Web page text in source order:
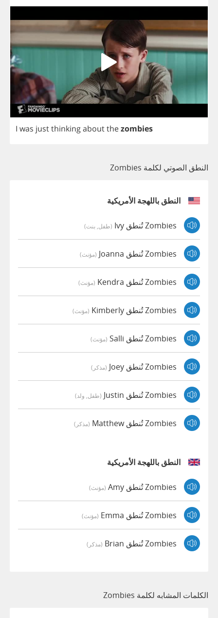
I was justthinkingaboutthezombies
النطق الصوتي لكلمة Zombies
النطق باللهجة الأمريكية
Zombies تُنطق Ivy (طفل, بنت)
Zombies تُنطق Joanna (مؤنث)
Zombies تُنطق Kendra (مؤنث)
Zombies تُنطق Kimberly (مؤنث)
Zombies تُنطق Salli (مؤنث)
Zombies تُنطق Joey (مذكر)
Zombies تُنطق Justin (طفل, ولد)
Zombies تُنطق Matthew (مذكر)
النطق باللهجة الأمريكية
Zombies تُنطق Amy (مؤنث)
Zombies تُنطق Emma (مؤنث)
Zombies تُنطق Brian (مذكر)
الكلمات المشابه لكلمة Zombies